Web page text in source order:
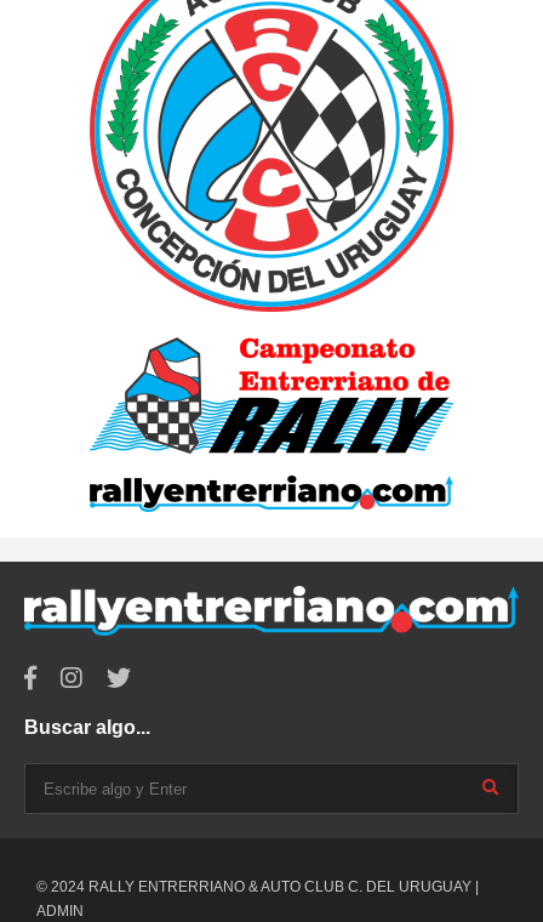
Buscar algo...
© 2024 RALLY ENTRERRIANO & AUTO CLUB C. DEL URUGUAY |
ADMIN